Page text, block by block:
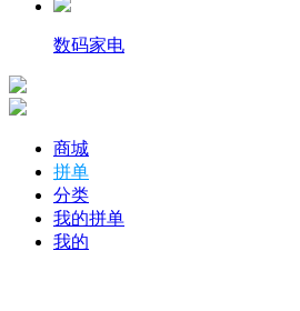
数码家电
商城
拼单
分类
我的拼单
我的